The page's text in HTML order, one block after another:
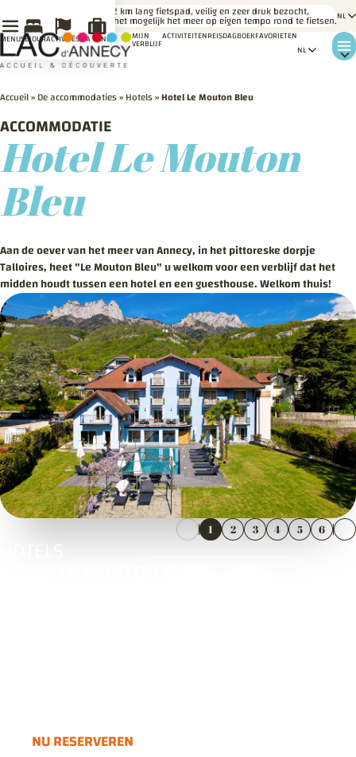
SAVIEZ-
VOUS ?
Een 42 km lang fietspad, veilig en zeer druk bezocht,
maakt het mogelijk het meer op eigen tempo rond te fietsen.
MIJN
VERBLIJF
ACTIVITEITENREISDAGBOEKFAVORIETEN
MENUSÉJOURACTIVITÉSMA VENUE
Accueil»De accommodaties»Hotels»Hotel Le Mouton Bleu
ACCOMMODATIE
Hotel Le Mouton
Bleu
Aan de oever van het meer van Annecy, in het pittoreske dorpje
Talloires, heet "Le Mouton Bleu" u welkom voor een verblijf dat het
midden houdt tussen een hotel en een guesthouse. Welkom thuis!
1 2 3 4 5 6
HOTELS
NU RESERVEREN
OUVRE DANS UNE NOUVELLE FENÊTRE